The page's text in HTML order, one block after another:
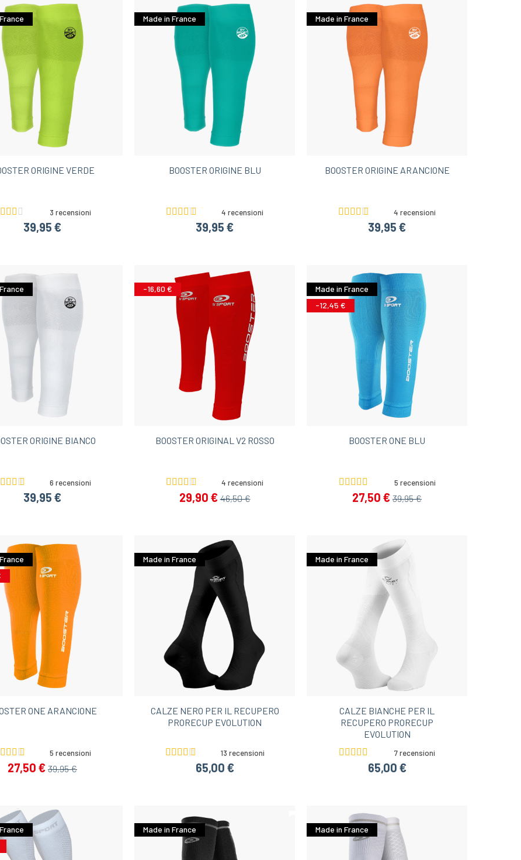
ORIGINE VERDE
3 recensioni
39,95 €
Made in France
BOOSTER ORIGINE BLU
4 recensioni
39,95 €
Made in France
BOOSTER ORIGINE ARANCIONE
4 recensioni
39,95 €
ORIGINE BIANCO
6 recensioni
39,95 €
-16,60 €
BOOSTER ORIGINAL V2 ROSSO
4 recensioni
29,90 € 46,50 €
Made in France
-12,45 €
BOOSTER ONE BLU
5 recensioni
27,50 € 39,95 €
ONE ARANCIONE
5 recensioni
27,50 € 39,95 €
Made in France
CALZE NERO PER IL RECUPERO
PRORECUP EVOLUTION
13 recensioni
65,00 €
Made in France
CALZE BIANCHE PER IL
RECUPERO PRORECUP
EVOLUTION
7 recensioni
65,00 €
Made in France Made in France